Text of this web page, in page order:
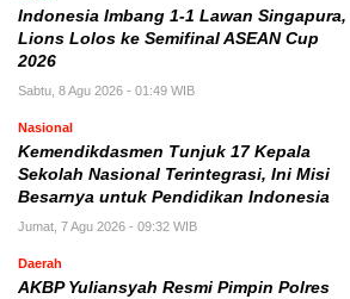
Indonesia Imbang 1-1 Lawan Singapura,
Lions Lolos ke Semifinal ASEAN Cup
2026
Sabtu, 8 Agu 2026 - 01:49 WIB
Nasional
Kemendikdasmen Tunjuk 17 Kepala
Sekolah Nasional Terintegrasi, Ini Misi
Besarnya untuk Pendidikan Indonesia
Jumat, 7 Agu 2026 - 09:32 WIB
Daerah
AKBP Yuliansyah Resmi Pimpin Polres